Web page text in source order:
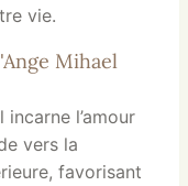
vie.
Mihael
incarne l’amour
vers la
favorisant